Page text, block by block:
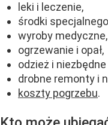
leki i leczenie,
środki
wyroby medyczne,
ogrzewanie i opał,
odzież i
drobne remonty i
koszty pogrzebu.